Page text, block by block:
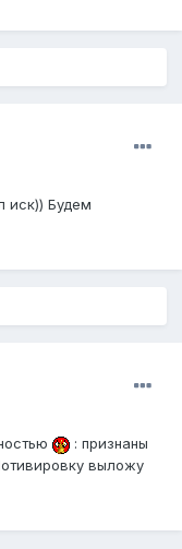
иск)) Будем
: признаны
выложу